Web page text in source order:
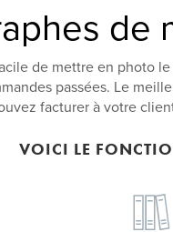
de
de mettre en photo
passées. Le
facturer à votre
VOICI LE